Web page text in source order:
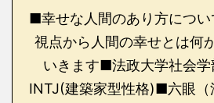
■幸せな人間のあり方につ
視点から人間の幸せとは何
いきます■法政大学社会
INTJ(建築家型性格)■六眼（